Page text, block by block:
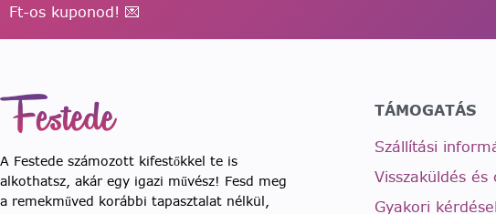
Ft-os kuponod! 💌
A Festede számozott kifestőkkel te is
alkothatsz, akár egy igazi művész! Fesd meg
a remekműved korábbi tapasztalat nélkül,
TÁMOGATÁS
Szállítási
Visszaküldés és
Gyakori